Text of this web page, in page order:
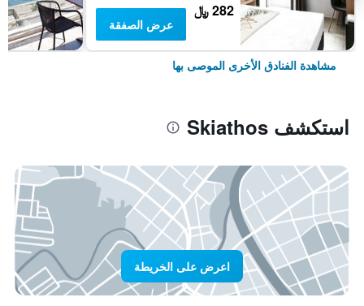
282 ﷼
عرض الصفقة
مشاهدة الفنادق الأخرى الموصى بها
استكشف Skiathos
اعرض على الخريطة